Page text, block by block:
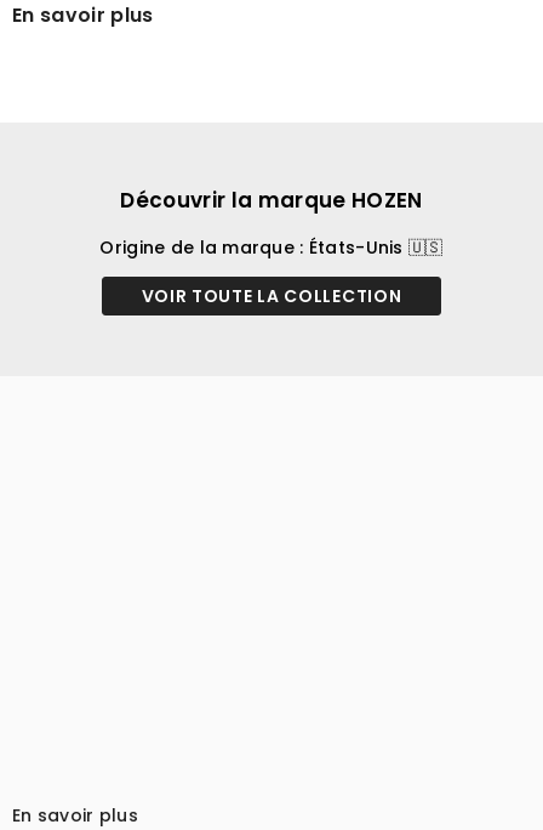
En savoir plus
Découvrir la marque HOZEN
Origine de la marque : États-Unis 🇺🇸
VOIR TOUTE LA COLLECTION
En savoir plus